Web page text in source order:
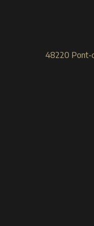
48220 Pont-